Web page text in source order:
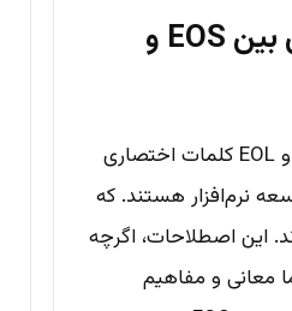
تفاوت‌های کلیدی بین EOS و
EOS در مقابل EOL EOS و EOL کلمات اختصاری
نرم‌افزار هستند. که
این اصطلاحات، اگرچه
معانی و مفاهیم